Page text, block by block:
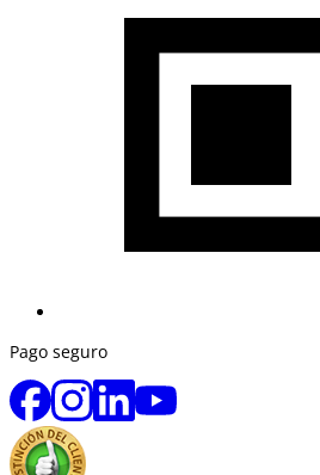
Pago seguro